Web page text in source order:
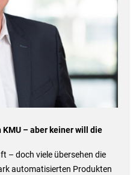
– aber keiner will die
– doch viele übersehen die
automatisierten Produkten